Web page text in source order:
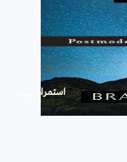
استمرار